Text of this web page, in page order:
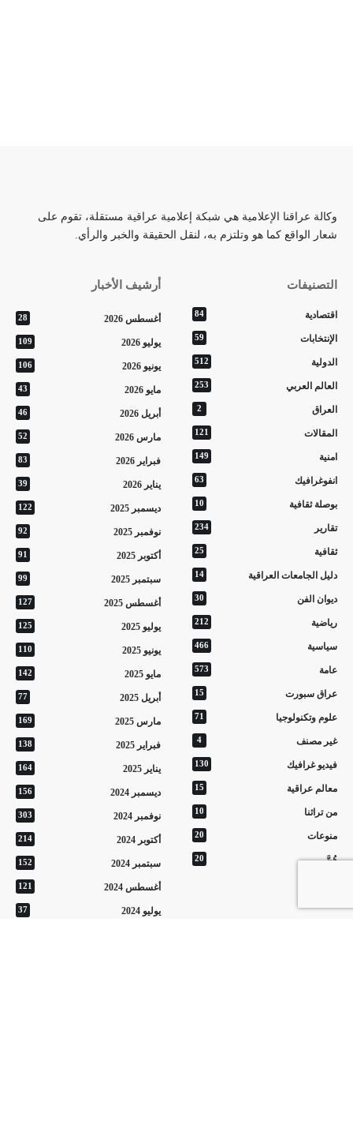
وكالة عراقنا الإعلامية هي شبكة إعلامية عراقية مستقلة، تقوم على
شعار الواقع كما هو وتلتزم به، لنقل الحقيقة والخبر والرأي.
التصنيفات
اقتصادية 84
الإنتخابات 59
الدولية 512
العالم العربي 253
العراق 2
المقالات 121
امنية 149
انفوغرافيك 63
بوصلة ثقافية 10
تقارير 234
ثقافية 25
دليل الجامعات العراقية 14
ديوان الفن 30
رياضية 212
سياسية 466
عامة 573
عراق سبورت 15
علوم وتكنولوجيا 71
غير مصنف 4
فيديو غرافيك 130
معالم عراقية 15
من تراثنا 10
منوعات 20
هُنَّ 20
أرشيف الأخبار
أغسطس 2026 28
يوليو 2026 109
يونيو 2026 106
مايو 2026 43
أبريل 2026 46
مارس 2026 52
فبراير 2026 83
يناير 2026 39
ديسمبر 2025 122
نوفمبر 2025 92
أكتوبر 2025 91
سبتمبر 2025 99
أغسطس 2025 127
يوليو 2025 125
يونيو 2025 110
مايو 2025 142
أبريل 2025 77
مارس 2025 169
فبراير 2025 138
يناير 2025 164
ديسمبر 2024 156
نوفمبر 2024 303
أكتوبر 2024 214
سبتمبر 2024 152
أغسطس 2024 121
يوليو 2024 37